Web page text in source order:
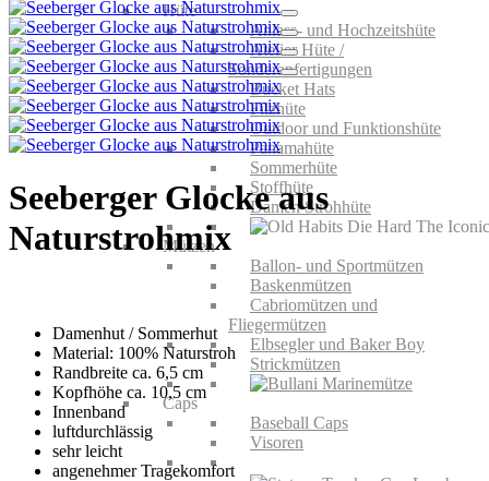
Hüte
Anlass- und Hochzeitshüte
Atelier Hüte /
Sonderanfertigungen
Bucket Hats
Filzhüte
Outdoor und Funktionshüte
Panamahüte
Sommerhüte
Stoffhüte
Damen Strohhüte
Mützen
Ballon- und Sportmützen
Baskenmützen
Cabriomützen und
Fliegermützen
Elbsegler und Baker Boy
Strickmützen
Caps
Baseball Caps
Visoren
Seeberger Glocke aus
Naturstrohmix
Damenhut / Sommerhut
Material: 100% Naturstroh
Randbreite ca. 6,5 cm
Kopfhöhe ca. 10,5 cm
Innenband
luftdurchlässig
sehr leicht
angenehmer Tragekomfort